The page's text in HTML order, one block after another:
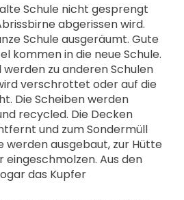
Schule nicht gesprengt
abgerissen wird.
Schule ausgeräumt. Gute
kommen in die neue Schule.
zu anderen Schulen
verschrottet oder auf die
Die Scheiben werden
recycled. Die Decken
und zum Sondermüll
ausgebaut, zur Hütte
Aus den
das Kupfer